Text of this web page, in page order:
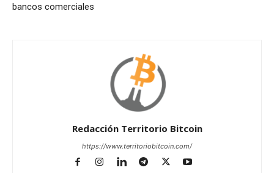
bancos comerciales
Redacción Territorio Bitcoin
https://www.territoriobitcoin.com/